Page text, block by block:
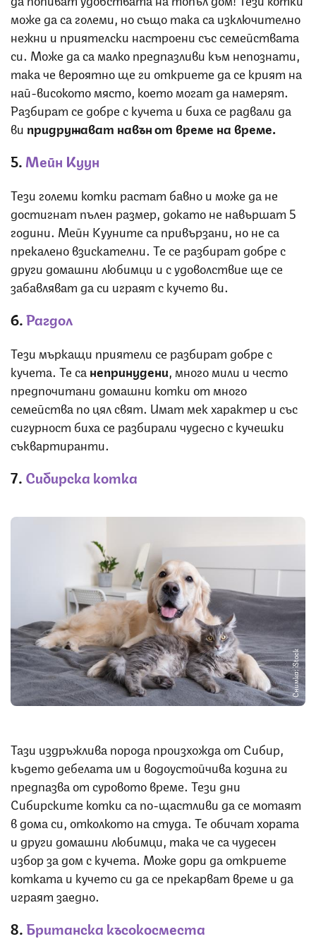
може да са големи, но също така са изключително
нежни и приятелски настроени със семействата
си. Може да са малко предпазливи към непознати,
така че вероятно ще ги откриете да се крият на
най-високото място, което могат да намерят.
Разбират се добре с кучета и биха се радвали да
ви придружават навън от време на време.
5. Мейн Куун
Тези големи котки растат бавно и може да не
достигнат пълен размер, докато не навършат 5
години. Мейн Кууните са привързани, но не са
прекалено взискателни. Те се разбират добре с
други домашни любимци и с удоволствие ще се
забавляват да си играят с кучето ви.
6.Рагдол
Тези мъркащи приятели се разбират добре с
кучета. Те са непринудени , много мили и често
предпочитани домашни котки от много
семейства по цял свят. Имат мек характер и със
сигурност биха се разбирали чудесно с кучешки
съквартиранти.
7. Сибирска котка
Снимка: iStock
Тази издръжлива порода произхожда от Сибир,
където дебелата им и водоустойчива козина ги
предпазва от суровото време. Тези дни
Сибирските котки са по-щастливи да се мотаят
в дома си, отколкото на студа. Те обичат хората
и други домашни любимци, така че са чудесен
избор за дом с кучета. Може дори да откриете
котката и кучето си да се прекарват време и да
играят заедно.
8. Британска късокосместа